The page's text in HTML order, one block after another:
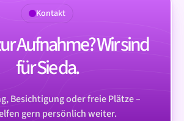
Kontakt
Aufnahme? Wir sind
für Sie da.
Besichtigung oder freie Plätze –
gern persönlich weiter.